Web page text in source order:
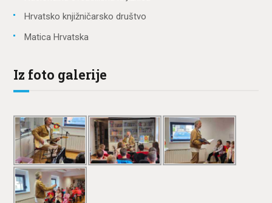
Hrvatsko knjižničarsko društvo
Matica Hrvatska
Iz foto galerije